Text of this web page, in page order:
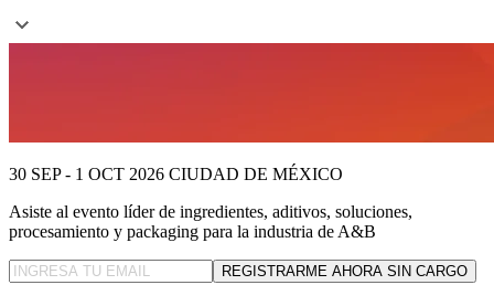
30 SEP - 1 OCT 2026 CIUDAD DE MÉXICO
Asiste al evento líderde ingredientes, aditivos, soluciones,
procesamiento y packaging para la industria de A&B
REGISTRARME AHORA SIN CARGO